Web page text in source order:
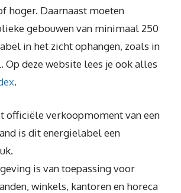
hoger. Daarnaast moeten
gebouwen van minimaal 250
in het zicht ophangen, zoals in
Op deze website lees je ook alles
.
officiële verkoopmoment van een
is dit energielabel een
is van toepassing voor
winkels, kantoren en horeca